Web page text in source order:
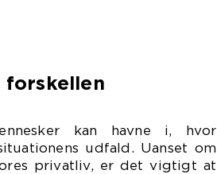
forskellen
kan havne i, hvor
udfald. Uanset om
privatliv, er det vigtigt at